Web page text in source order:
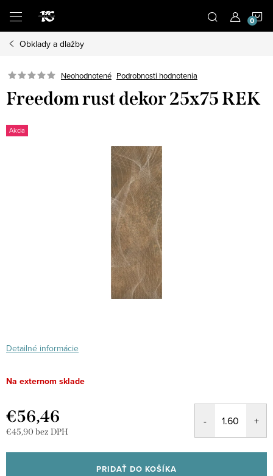
obsah
Obklady a dlažby
Neohodnotené Podrobnosti hodnotenia
Freedom rust dekor 25x75 REK
Akcia
Detailné informácie
Na externom sklade
€56,46
€45,90 bez DPH
cena:
PRIDAŤ DO KOŠÍKA